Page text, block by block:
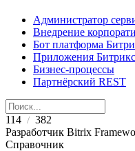
Администратор
Внедрение
Бот платформа
Приложения
Бизнес-процессы
Партнёрский REST
114 / 382
Разработчик Bitrix
Справочник